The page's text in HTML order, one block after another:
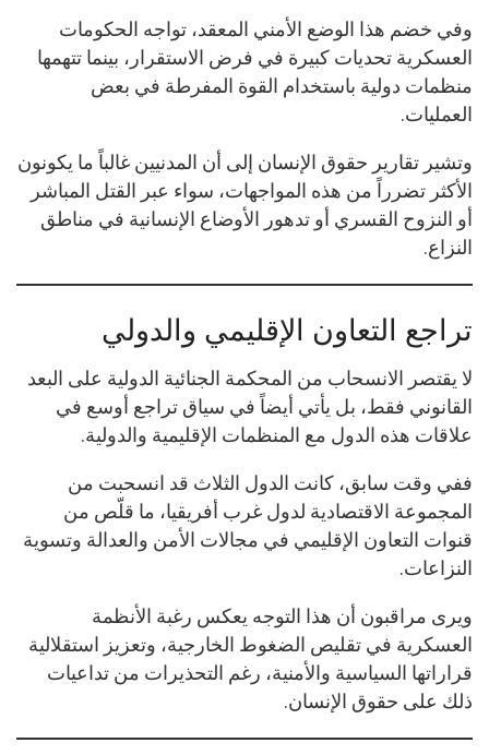
وفي خضم هذا الوضع الأمني المعقد، تواجه الحكومات
العسكرية تحديات كبيرة في فرض الاستقرار، بينما تتهمها
منظمات دولية باستخدام القوة المفرطة في بعض
العمليات.
وتشير تقارير حقوق الإنسان إلى أن المدنيين غالباً ما يكونون
الأكثر تضرراً من هذه المواجهات، سواء عبر القتل المباشر
أو النزوح القسري أو تدهور الأوضاع الإنسانية في مناطق
النزاع.
تراجع التعاون الإقليمي والدولي
لا يقتصر الانسحاب من المحكمة الجنائية الدولية على البعد
القانوني فقط، بل يأتي أيضاً في سياق تراجع أوسع في
علاقات هذه الدول مع المنظمات الإقليمية والدولية.
ففي وقت سابق، كانت الدول الثلاث قد انسحبت من
المجموعة الاقتصادية لدول غرب أفريقيا، ما قلّص من
قنوات التعاون الإقليمي في مجالات الأمن والعدالة وتسوية
النزاعات.
ويرى مراقبون أن هذا التوجه يعكس رغبة الأنظمة
العسكرية في تقليص الضغوط الخارجية، وتعزيز استقلالية
قراراتها السياسية والأمنية، رغم التحذيرات من تداعيات
ذلك على حقوق الإنسان.